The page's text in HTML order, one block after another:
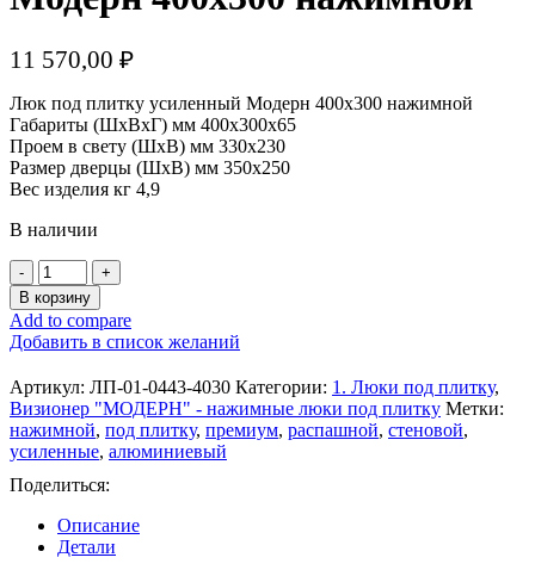
11 570,00 ₽
Люк под плитку усиленный Модерн 400х300 нажимной
Габариты (ШхВхГ) мм 400х300х65
Проем в свету (ШхВ) мм 330х230
Размер дверцы (ШхВ) мм 350х250
Вес изделия кг 4,9
В наличии
Количество
товара
Люк
под
плитку
усиленный
Модерн
400х300
нажимной
В корзину
Add to compare
Добавить в список желаний
Артикул: ЛП-01-0443-4030 Категории: 1. Люки под плитку,
Визионер "МОДЕРН" - нажимные люки под плитку Метки:
нажимной, под плитку, премиум, распашной, стеновой,
усиленные, алюминиевый
Поделиться:
Описание
Детали